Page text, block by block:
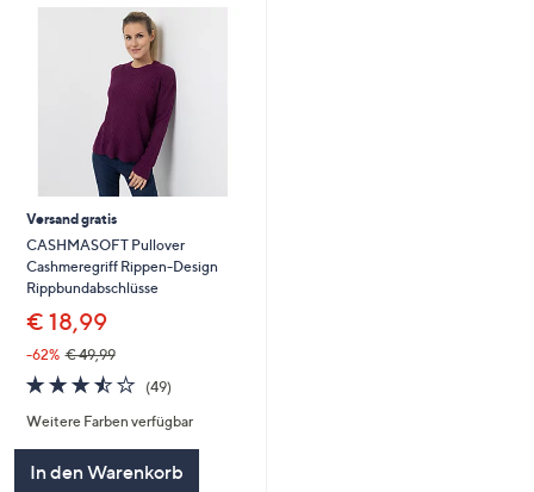
Versand gratis
CASHMASOFT Pullover
Cashmeregriff Rippen-Design
Rippbundabschlüsse
€ 18,99
-62% € 49,99
3.5
von
5
(49)49
Weitere Farben verfügbar
In den Warenkorb